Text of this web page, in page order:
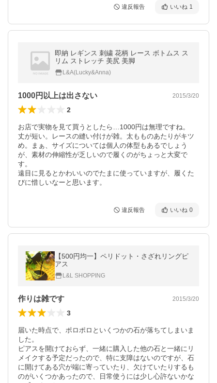
違反報告 いいね 1
即納 レギンス 刺繍 花柄 レース ボトムス ス
リム ストレッチ 美尻 美脚
L&A(Lucky&Anna)
1000円以上は出さない 2015/3/20
2
お店で実物を見て買うとしたら…1000円は無理ですね。
丈が短い。レースの縫い付けが雑。太もものあたりがキツ
め。まぁ、サイズについては個人の体型もあるでしょう
が、素材の伸縮性が乏しいので履くのがちょっと大変で
す。
遠目に見るとかわいいのでたまに使っていますが、履くた
びに惜しいなーと思います。
違反報告 いいね 0
【500円均一】ペリドット・さざれリングピ
アス
L&L SHOPPING
作りは雑です 2015/3/20
3
届いた時点で、ポロポロといくつかの石が落ちてしまいま
した。
ピアスを開けておらず、一緒に購入した他の石と一緒にリ
メイクする予定だったので、特に支障はないのですが、石
に開けてある穴が端に寄っていたり、欠けていたりするも
のがいくつかあったので、日常使うには少し心許ないかな